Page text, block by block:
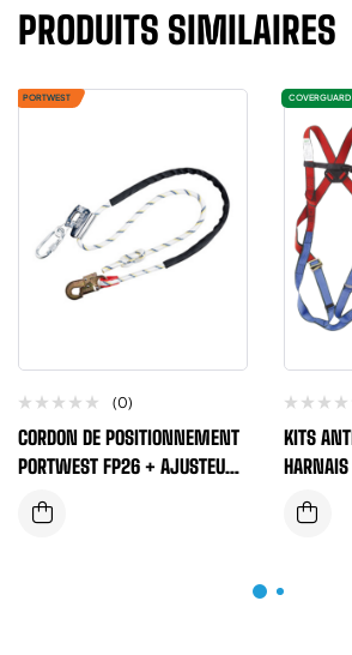
PRODUITS SIMILAIRES
PORTWEST
(0)
CORDON DE POSITIONNEMENT
PORTWEST FP26 + AJUSTEUR
DE POIGNEE LONGUEUR 2
METRES
COVERGUARD
KITS
+ SAC